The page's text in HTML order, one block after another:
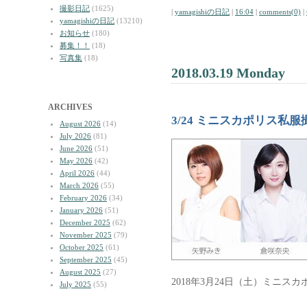
撮影日記 (1625)
yamagishiの日記 (13210)
お知らせ (180)
募集！！
(18)
写真集 (18)
ARCHIVES
August 2026 (14)
July 2026 (81)
June 2026 (51)
May 2026 (42)
April 2026 (44)
March 2026 (55)
February 2026 (34)
January 2026 (51)
December 2025 (62)
November 2025 (79)
October 2025 (61)
September 2025 (45)
August 2025 (27)
July 2025 (55)
| yamagishiの日記 | 16:04 | comments(0) |
2018.03.19 Monday
3/24 ミニスカポリス私服
2018年3月24日（土）ミニス